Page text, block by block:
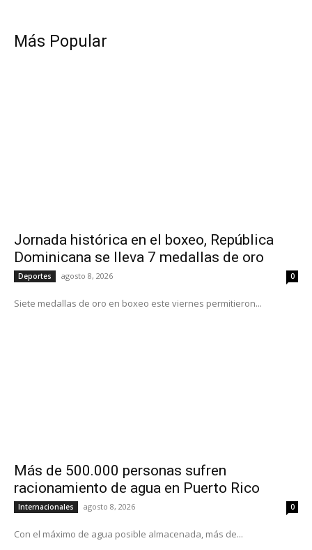
Más Popular
Jornada histórica en el boxeo, República
Dominicana se lleva 7 medallas de oro
Deportes agosto 8, 2026 0
Siete medallas de oro en boxeo este viernes permitieron...
Más de 500.000 personas sufren
racionamiento de agua en Puerto Rico
Internacionales agosto 8, 2026 0
Con el máximo de agua posible almacenada, más de...